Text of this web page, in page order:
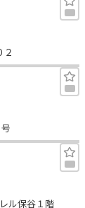
２
ル保谷１階